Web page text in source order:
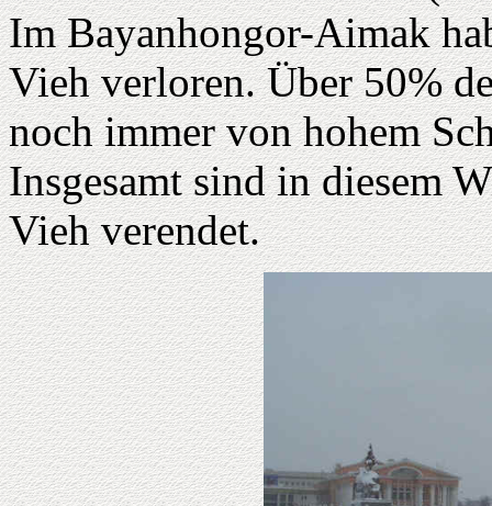
Im Bayanhongor-Aimak
Vieh verloren. Über 50%
noch immer von hohem
Insgesamt sind in diesem
Vieh verendet.